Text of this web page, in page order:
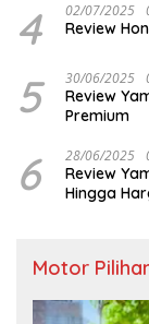
4 02/07/2025
Review
5 30/06/2025
Review
Premium
6 28/06/2025
Review
Hingga
Motor